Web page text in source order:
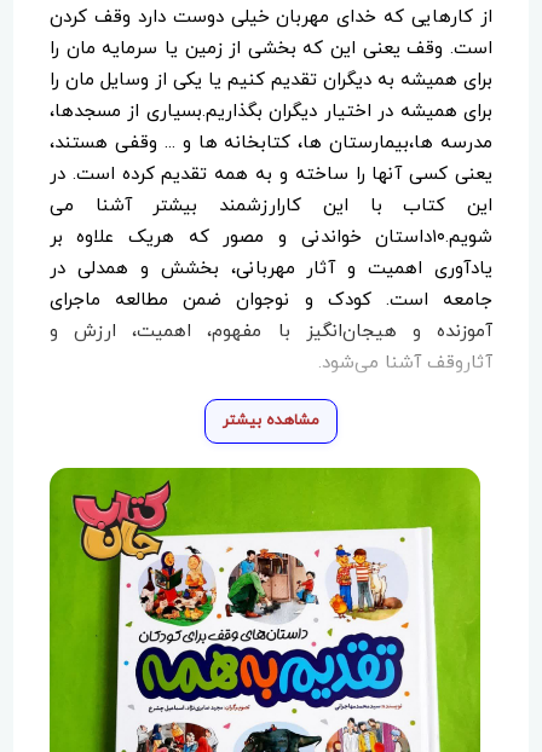
از کارهایی که خدای مهربان خیلی دوست دارد وقف کردن
است. وقف یعنی این که بخشی از زمین یا سرمایه مان را
برای همیشه به دیگران تقدیم کنیم یا یکی از وسایل مان را
برای همیشه در اختیار دیگران بگذاریم.بسیاری از مسجدها،
مدرسه ها،بیمارستان ها، کتابخانه ها و ... وقفی هستند،
یعنی کسی آنها را ساخته و به همه تقدیم کرده است. در
این کتاب با این کارارزشمند بیشتر آشنا می
شویم.۱۰داستان خواندنی و مصور که هریک علاوه بر
یادآوری اهمیت و آثار مهربانی، بخشش و همدلی در
جامعه است. کودک و نوجوان ضمن مطالعه ماجرای
آموزنده و هیجان‌انگیز با مفهوم، اهمیت، ارزش و
آثاروقف آشنا می‌شود.
مشاهده بیشتر